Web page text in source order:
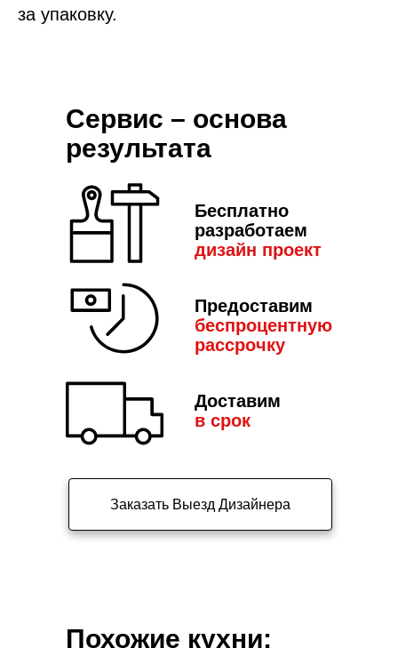
за упаковку.
Бесплатно
разработаем
дизайн проект
Предоставим
беспроцентную
рассрочку
Доставим
в срок
Сервис – основа
результата
Заказать Выезд Дизайнера
Похожие кухни: